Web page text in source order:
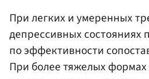
При легких и умеренных
депрессивных состояниях
по эффективности
При более тяжелых